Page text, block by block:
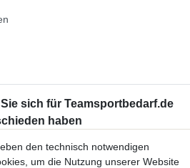
den technisch notwendigen
um die Nutzung unserer Website